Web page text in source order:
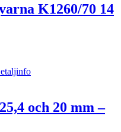
K1260/70 14
och 20 mm –